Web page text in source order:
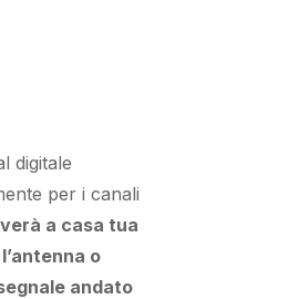
digitale
per i canali
a casa tua
o
andato